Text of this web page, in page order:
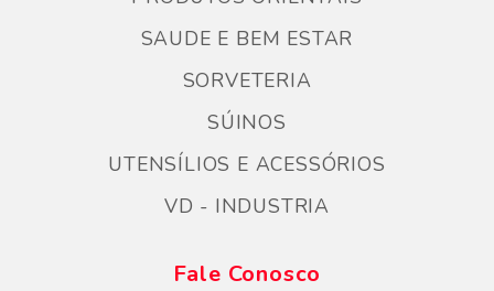
SAUDE E BEM ESTAR
SORVETERIA
SÚINOS
UTENSÍLIOS E ACESSÓRIOS
VD - INDUSTRIA
Fale Conosco